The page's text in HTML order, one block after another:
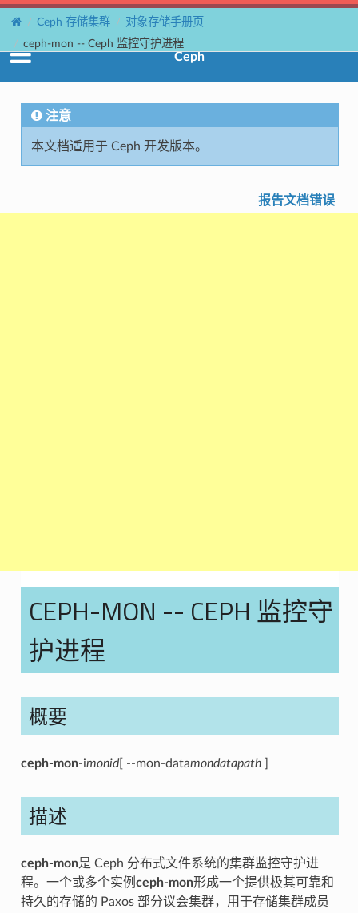
Ceph 存储集群
对象存储手册页
ceph-mon -- Ceph 监控守护进程
Ceph
注意
本文档适用于 Ceph 开发版本。
报告文档错误
CEPH-MON -- CEPH 监控守
护进程
概要
ceph-mon-imonid[ --mon-datamondatapath]
描述
ceph-mon是 Ceph 分布式文件系统的集群监控守护进
程。一个或多个实例 ceph-mon形成一个提供极其可靠和
持久的存储的 Paxos 部分议会集群，用于存储集群成员